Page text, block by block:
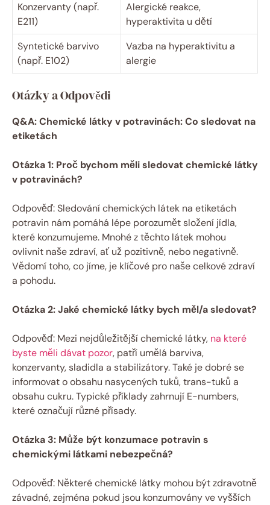
Konzervanty (např.
E211)
Alergické reakce,
hyperaktivita u dětí
Syntetické barvivo
(např. E102)
Vazba na hyperaktivitu a
alergie
Otázky a Odpovědi
Q&A: Chemické látky v potravinách: Co sledovat na
etiketách
Otázka 1: Proč bychom měli sledovat chemické látky
v potravinách?
Odpověď: Sledování chemických látek na etiketách
potravin nám pomáhá lépe porozumět složení jídla,
které konzumujeme. Mnohé z těchto látek mohou
ovlivnit naše zdraví, ať už pozitivně, nebo negativně.
Vědomí toho, co jíme, je klíčové pro naše celkové zdraví
a pohodu.
Otázka 2: Jaké chemické látky bych měl/a sledovat?
Odpověď: Mezi nejdůležitější chemické látky, na které
byste měli dávat pozor, patří umělá barviva,
konzervanty, sladidla a stabilizátory. Také je dobré se
informovat o obsahu nasycených tuků, trans-tuků a
obsahu cukru. Typické příklady zahrnují E-numbers,
které označují různé přísady.
Otázka 3: Může být konzumace potravin s
chemickými látkami nebezpečná?
Odpověď: Některé chemické látky mohou být zdravotně
závadné, zejména pokud jsou konzumovány ve vyšších